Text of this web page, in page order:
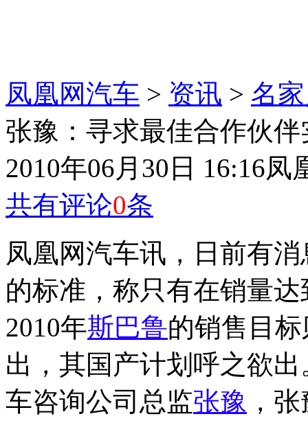
凤凰网汽车 > 资讯 > 名
张豫：寻求最佳合作伙
2010年06月30日 16:16凤
共有评论0条
凤凰网汽车讯，日前有
的标准，称只有在销量
2010年斯巴鲁的销售目
出，其国产计划呼之欲
车咨询公司总监张豫 ，